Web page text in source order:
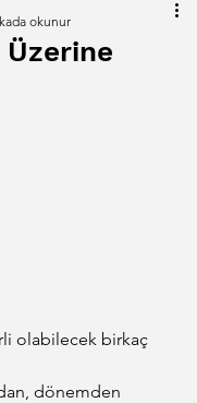
Üzerine
okunur
olabilecek birkaç
dönemden